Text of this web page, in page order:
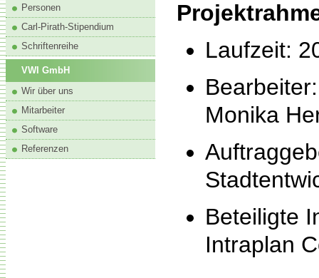
Personen
Carl-Pirath-Stipendium
Schriftenreihe
VWI GmbH
Wir über uns
Mitarbeiter
Software
Referenzen
Laufzeit:
Monika
Beteiligte
Intraplan